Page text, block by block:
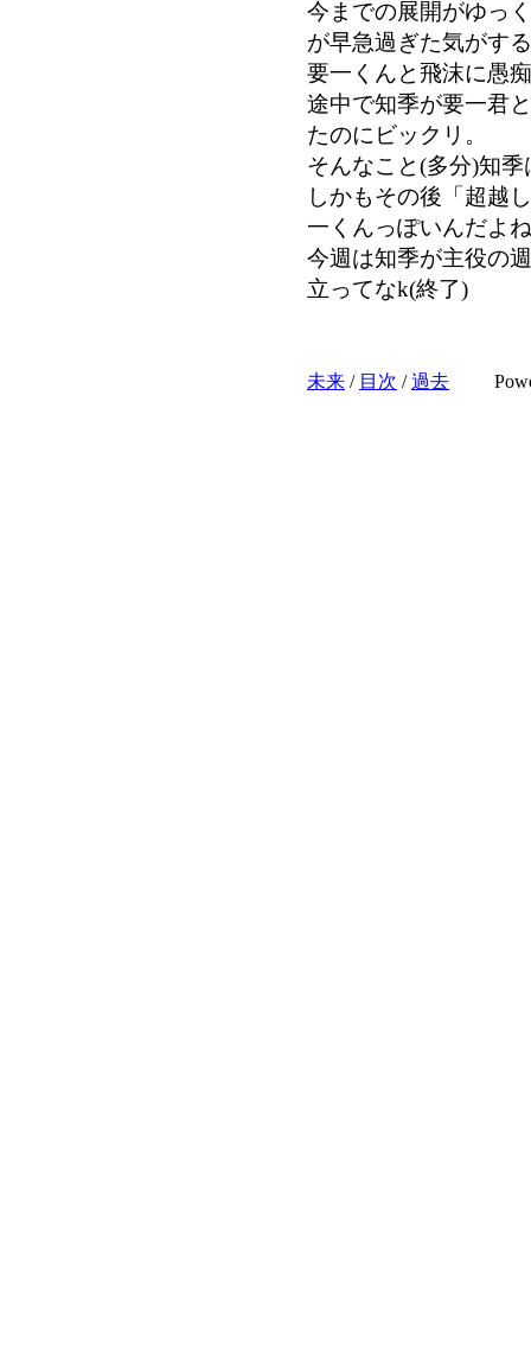
今までの展開がゆっ
が早急過ぎた気がす
要一くんと飛沫に愚
途中で知季が要一君
たのにビックリ。
そんなこと(多分)知
しかもその後「超越
一くんっぽいんだよ
今週は知季が主役の
立ってなk(終了)
未来 / 目次 /過去